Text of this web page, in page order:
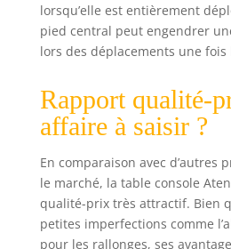
lorsqu’elle est entièrement
pied central peut engendrer
lors des déplacements une
Rapport qualité-
affaire à saisir ?
En comparaison avec d’autres
le marché, la table console
qualité-prix très attractif. Bien
petites imperfections comme
pour les rallonges, ses